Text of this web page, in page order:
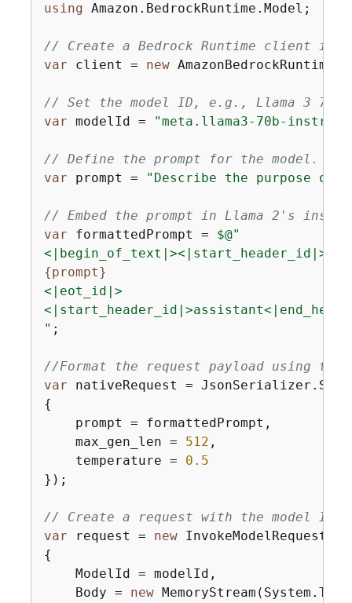
using Amazon.BedrockRuntime.Model;
// Create a Bedrock Runtime client in
var client = new
// Set the model ID, e.g., Llama 3
var modelId = "meta.llama3-70b-
// Define the prompt for the model.
var prompt = "Describe the purpose
// Embed the prompt in Llama 2's
var formattedPrompt = $@"
{prompt}
<|eot_id|>
" ;
//Format the request payload using
var nativeRequest =
{
    prompt = formattedPrompt,
    max_gen_len =
512 ,
    temperature =
0.5
});
// Create a request with the model ID
var request = new
{
    ModelId = modelId,
    Body =
new